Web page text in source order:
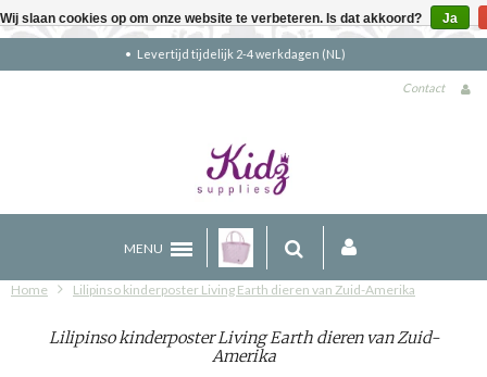
Gratis verzending boven €90 (NL)
Contact
MENU
Home Lilipinso kinderposter Living Earth dieren van Zuid-Amerika
Lilipinso kinderposter Living Earth dieren van Zuid-
Amerika
Wij slaan cookies op om onze website te verbeteren. Is dat akkoord? Ja